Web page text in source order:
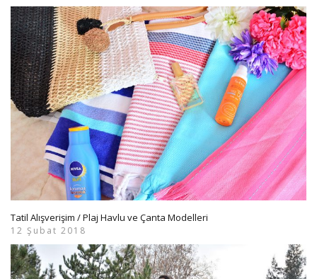
Tatil Alışverişim / Plaj Havlu ve Çanta Modelleri
12 Şubat 2018